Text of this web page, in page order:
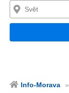
Info-Morava